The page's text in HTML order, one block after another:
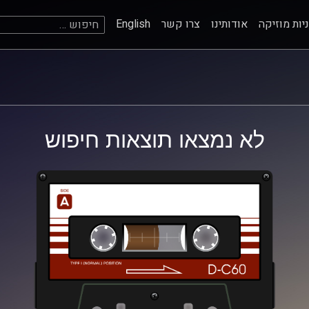
מוזיקה אודותינו צרו קשר English חיפוש:
לא נמצאו תוצאות חיפוש